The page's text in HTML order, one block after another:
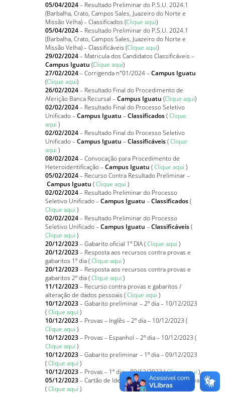
05/04/2024– Resultado Preliminar do P.S.U. 2024.1
(Barbalha, Crato, Campos Sales, Juazeiro do Norte e
Missão Velha) – Classificados (Clique aqui)
05/04/2024– Resultado Preliminar do P.S.U. 2024.1
(Barbalha, Crato, Campos Sales, Juazeiro do Norte e
Missão Velha) – Classificáveis (Clique aqui)
29/02/2024– Matricula dos Candidatos Classificáveis –
Campus Iguatu (Clique aqui)
27/02/2024– Corrigenda n°01/2024 –Campus Iguatu
(Clique aqui)
26/02/2024– Resultado Final do Procedimento de
Aferição Banca Recursal –Campus Iguatu (Clique aqui)
02/02/2024– Resultado Final do Processo Seletivo
Unificado –Campus Iguatu –Classificados(Clique
aqui )
02/02/2024– Resultado Final do Processo Seletivo
Unificado –Campus Iguatu –Classificáveis(Clique
aqui )
08/02/2024– Convocação para Procedimento de
Heteroidentificação –Campus Iguatu (Clique aqui )
05/02/2024– Recurso Contra Resultado Preliminar –
Campus Iguatu (Clique aqui )
02/02/2024– Resultado Preliminar do Processo
Seletivo Unificado –Campus Iguatu –Classificados(
Clique aqui )
02/02/2024– Resultado Preliminar do Processo
Seletivo Unificado –Campus Iguatu –Classificáveis(
Clique aqui )
20/12/2023– Gabarito oficial 1º DIA (Clique aqui )
20/12/2023– Resposta aos recursos contra provas e
gabaritos 1º dia (Clique aqui )
20/12/2023– Resposta aos recursos contra provas e
gabaritos 2º dia (Clique aqui )
11/12/2023– Recurso contra provas e gabaritos /
alteração de dados pessoais (Clique aqui )
10/12/2023– Gabarito preliminar – 2º dia – 10/12/2023
(Clique aqui )
10/12/2023– Provas – Inglês – 2º dia – 10/12/2023 (
Clique aqui )
10/12/2023– Provas – Espanhol – 2º dia – 10/12/2023 (
Clique aqui )
10/12/2023– Gabarito preliminar – 1º dia – 09/12/2023
(Clique aqui )
10/12/2023– Provas – 1º dia – 09/12/2023 (Clique aqui )
05/12/2023– Cartão de Identificação com local de prova
(Clique aqui )